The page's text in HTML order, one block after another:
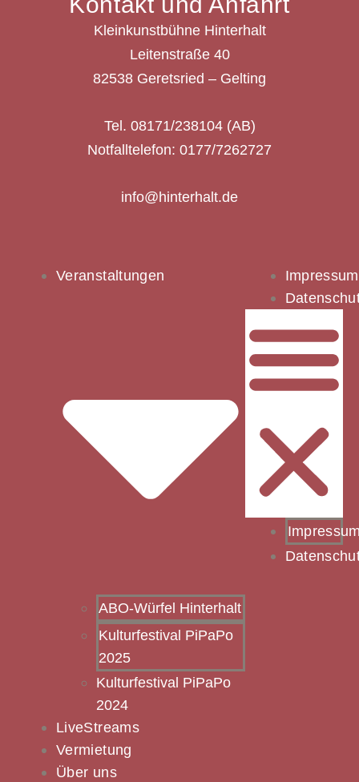
Kleinkunstbühne Hinterhalt
Leitenstraße 40
82538 Geretsried – Gelting
Tel. 08171/238104 (AB)
Notfalltelefon: 0177/7262727
info@hinterhalt.de
Veranstaltungen
ABO-Würfel Hinterhalt
Kulturfestival PiPaPo
2025
Kulturfestival PiPaPo
2024
LiveStreams
Vermietung
Über uns
Impressum